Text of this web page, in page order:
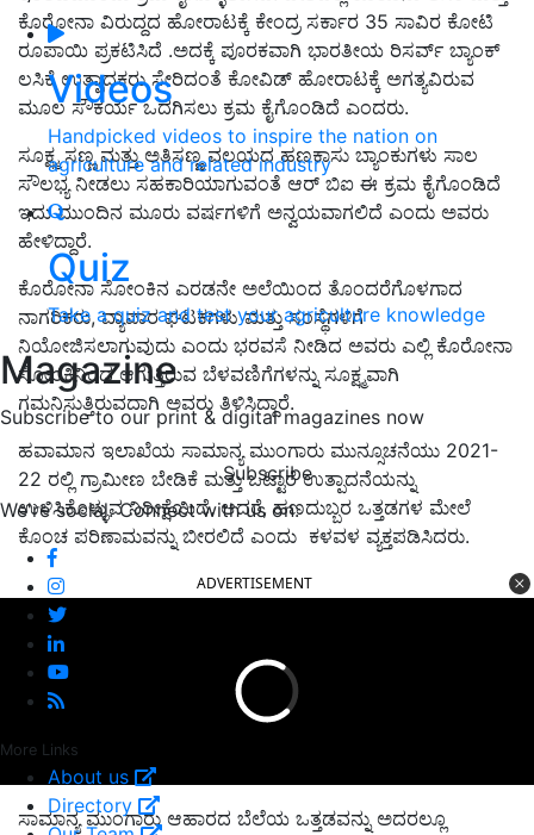
Videos
Handpicked videos to inspire the nation on
agriculture and related industry
Quiz
Take a quiz and test your agriculture knowledge
Magazine
Subscribe to our print & digital magazines now
Subscribe
We're social. Connect with us on:
More Links
About us
Directory
ಕೊರೋನಾ ವಿರುದ್ದದ ಹೋರಾಟಕ್ಕೆ ಕೇಂದ್ರ ಸರ್ಕಾರ 35 ಸಾವಿರ ಕೋಟಿ
ರೂಪಾಯಿ ಪ್ರಕಟಿಸಿದೆ .ಅದಕ್ಕೆ ಪೂರಕವಾಗಿ ಭಾರತೀಯ ರಿಸರ್ವ್ ಬ್ಯಾಂಕ್
ಲಸಿಕೆ ಉತ್ಪಾದಕರು ಸೇರಿದಂತೆ ಕೋವಿಡ್ ಹೋರಾಟಕ್ಕೆ ಅಗತ್ಯವಿರುವ
ಮೂಲ ಸೌಕರ್ಯ ಒದಗಿಸಲು ಕ್ರಮ ಕೈಗೊಂಡಿದೆ ಎಂದರು.
ಸೂಕ್ಷ್ಮ ಸಣ್ಣ ಮತ್ತು ಅತಿಸಣ್ಣ ವಲಯದ ಹಣಕಾಸು ಬ್ಯಾಂಕುಗಳು ಸಾಲ
ಸೌಲಭ್ಯ ನೀಡಲು ಸಹಕಾರಿಯಾಗುವಂತೆ ಆರ್ ಬಿಐ ಈ ಕ್ರಮ ಕೈಗೊಂಡಿದೆ
ಇದು ಮುಂದಿನ ಮೂರು ವರ್ಷಗಳಿಗೆ ಅನ್ವಯವಾಗಲಿದೆ ಎಂದು ಅವರು
ಹೇಳಿದ್ದಾರೆ.
ಕೊರೋನಾ ಸೋಂಕಿನ ಎರಡನೇ ಅಲೆಯಿಂದ ತೊಂದರೆಗೊಳಗಾದ
ನಾಗರಿಕರು, ವ್ಯಾಪಾರ ಘಟಕಗಳು ಮತ್ತು ಸಂಸ್ಥೆಗಳಿಗೆ
ನಿಯೋಜಿಸಲಾಗುವುದು ಎಂದು ಭರವಸೆ ನೀಡಿದ ಅವರು ಎಲ್ಲಿ ಕೊರೋನಾ
ಸೋಂಕಿನಿಂದ ಆಗುತ್ತಿರುವ ಬೆಳವಣಿಗೆಗಳನ್ನು ಸೂಕ್ಷ್ಮವಾಗಿ
ಗಮನಿಸುತ್ತಿರುವದಾಗಿ ಅವರು ತಿಳಿಸಿದ್ದಾರೆ.
ಹವಾಮಾನ ಇಲಾಖೆಯ ಸಾಮಾನ್ಯ ಮುಂಗಾರು ಮುನ್ಸೂಚನೆಯು 2021-
22 ರಲ್ಲಿ ಗ್ರಾಮೀಣ ಬೇಡಿಕೆ ಮತ್ತು ಒಟ್ಟಾರೆ ಉತ್ಪಾದನೆಯನ್ನು
ಉಳಿಸಿಕೊಳ್ಳುವ ನಿರೀಕ್ಷೆಯಿದೆ. ಆದರೆ, ಹಣದುಬ್ಬರ ಒತ್ತಡಗಳ ಮೇಲೆ
ಕೊಂಚ ಪರಿಣಾಮವನ್ನು ಬೀರಲಿದೆ ಎಂದು ಕಳವಳ ವ್ಯಕ್ತಪಡಿಸಿದರು.
ADVERTISEMENT
ಸಾಮಾನ್ಯ ಮುಂಗಾರು ಆಹಾರದ ಬೆಲೆಯ ಒತ್ತಡವನ್ನು ಅದರಲ್ಲೂ